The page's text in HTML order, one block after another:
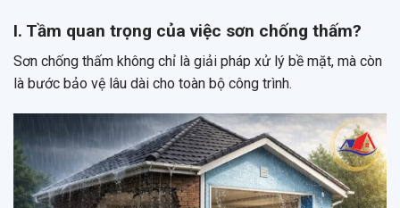
I. Tầm quan trọng của việc sơn chống thấm?
Sơn chống thấm không chỉ là giải pháp xử lý bề mặt, mà còn
là bước bảo vệ lâu dài cho toàn bộ công trình.